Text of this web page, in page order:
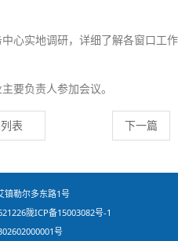
心实地调研，详细了解各窗口工作
要负责人参加会议。
表 下一篇
镇勒尔多东路1号
陇ICP备15003082号-1
号